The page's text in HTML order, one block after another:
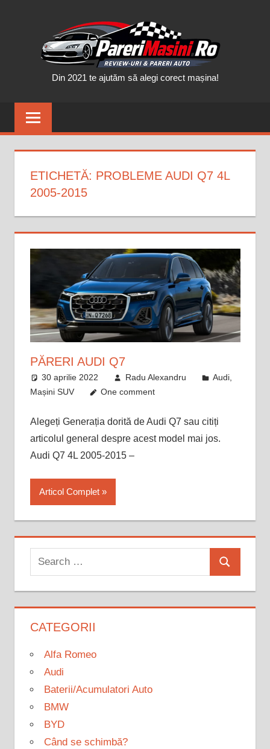
Din 2021 te ajutăm să alegi corect mașina!
ETICHETĂ: PROBLEME AUDI Q7 4L
2005-2015
PĂRERI AUDI Q7
30 aprilie 2022 Radu Alexandru Audi
Mașini SUV
One comment
Alegeți Generația dorită de Audi Q7 sau citiți
articolul general despre acest model mai jos.
Audi Q7 4L 2005-2015 –
Articol Complet
Search
for:
Search
CATEGORII
Alfa Romeo
Audi
Baterii/Acumulatori Auto
BMW
BYD
Când se schimbă?